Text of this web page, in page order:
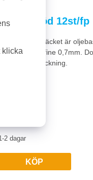
fine röd 12st/fp
Bläcket är
Kulbredd fine 0,7mm.
per förpackning.
2 dagar
KÖP
klicka